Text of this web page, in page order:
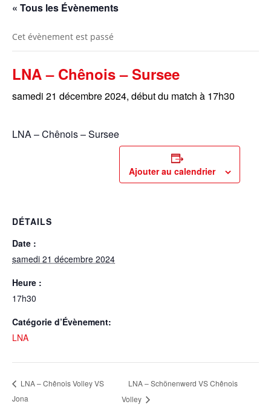
« Tous les Évènements
Cet évènement est passé
LNA – Chênois – Sursee
samedi 21 décembre 2024, début du match à 17h30
LNA – Chênois – Sursee
Ajouter au calendrier
DÉTAILS
Date :
samedi 21 décembre 2024
Heure :
17h30
Catégorie d’Évènement:
LNA
LNA – Chênois Volley VS
Jona
LNA – Schönenwerd VS Chênois
Volley